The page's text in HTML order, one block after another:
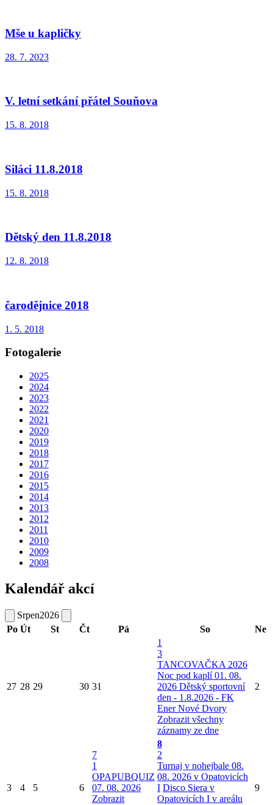
Mše u kapličky
28. 7. 2023
V. letní setkání přátel Souňova
15. 8. 2018
Siláci 11.8.2018
15. 8. 2018
Dětský den 11.8.2018
12. 8. 2018
čarodějnice 2018
1. 5. 2018
Fotogalerie
2025
2024
2023
2022
2021
2020
2019
2018
2017
2016
2015
2014
2013
2012
2011
2010
2009
2008
Kalendář akcí
Srpen2026
Po Út St Čt Pá So Ne
27 28 29 30 31
1
3
TANCOVAČKA 2026
Noc pod kaplí 01. 08.
2026 Dětský sportovní
den - 1.8.2026 - FK
Ener Nové Dvory
Zobrazit všechny
záznamy ze dne
2
3 4 5 6
7
1
OPAPUBQUIZ
07. 08. 2026
Zobrazit
8
2
Turnaj v nohejbale 08.
08. 2026 v Opatovicích
I Disco Siera v
Opatovicích I v areálu
9